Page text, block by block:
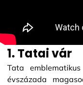
1. Tatai vár
Tata
évszázada